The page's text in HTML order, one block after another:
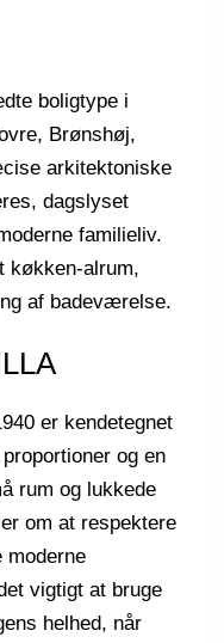
boligtype i
Brønshøj,
arkitektoniske
dagslyset
familieliv.
køkken-alrum,
af badeværelse.
er kendetegnet
og en
rum og lukkede
om at respektere
vigtigt at bruge
helhed, når